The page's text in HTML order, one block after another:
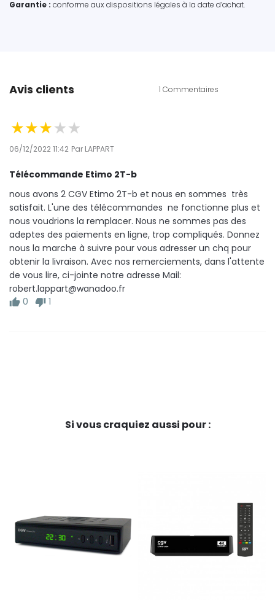
Garantie : conforme aux dispositions légales à la date d’achat.
Avis clients 1 Commentaires
06/12/2022 11:42 Par LAPPART
Télécommande Etimo 2T-b
nous avons 2 CGV Etimo 2T-b et nous en sommes  très
satisfait. L'une des télécommandes  ne fonctionne plus et
nous voudrions la remplacer. Nous ne sommes pas des
adeptes des paiements en ligne, trop compliqués. Donnez
nous la marche à suivre pour vous adresser un chq pour
obtenir la livraison. Avec nos remerciements, dans l'attente
de vous lire, ci-jointe notre adresse Mail:
robert.lappart@wanadoo.fr
thumb_up 0 thumb_down 1
Si vous craquiez aussi pour :